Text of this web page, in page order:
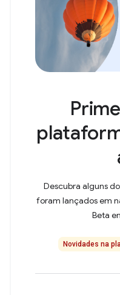
Descubra alguns
foram lançados em
Beta
Novidades na